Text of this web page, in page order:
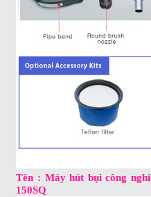
Tên : Máy hút bụi công
150SQ